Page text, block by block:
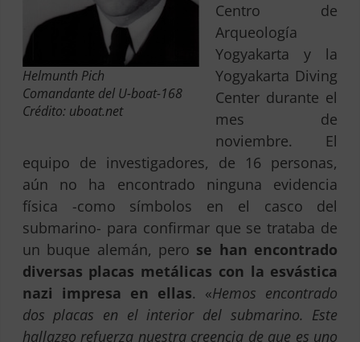
Helmunth Pich
Comandante del U-boat-168
Crédito: uboat.net
Centro de
Arqueología
Yogyakarta y la
Yogyakarta Diving
Center durante el
mes de
noviembre. El
equipo de investigadores, de 16 personas,
aún no ha encontrado ninguna evidencia
física -como símbolos en el casco del
submarino- para confirmar que se trataba de
un buque alemán, pero se han encontrado
diversas placas metálicas con la esvástica
nazi impresa en ellas. «Hemos encontrado
dos placas en el interior del submarino. Este
hallazgo refuerza nuestra creencia de que es uno